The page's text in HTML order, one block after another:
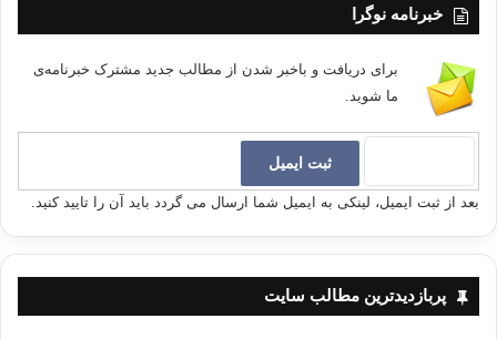
خبرنامه نوگرا
برای دریافت و باخبر شدن از مطالب جدید مشترک خبرنامه‌ی
ما شوید.
بعد از ثبت ایمیل، لینکی به ایمیل شما ارسال می گردد باید آن را تایید کنید.
پربازدیدترین مطالب سایت